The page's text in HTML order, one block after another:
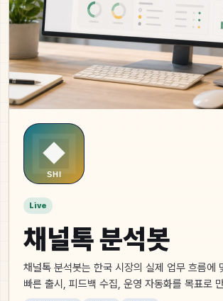
Live
채널톡 분석봇
채널톡 분석봇는 한국 시장의 실제 업무 흐름에
빠른 출시, 피드백 수집, 운영 자동화를 목표로